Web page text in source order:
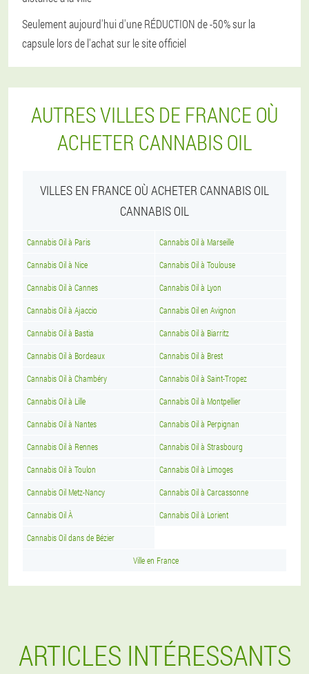
Seulement aujourd'hui d'une RÉDUCTION de -50% sur la
capsule lors de l'achat sur le site officiel
AUTRES VILLES DE FRANCE OÙ
ACHETER CANNABIS OIL
VILLES EN FRANCE OÙ ACHETER CANNABIS OIL
CANNABIS OIL
Cannabis Oil à Paris Cannabis Oil à Marseille
Cannabis Oil à Nice Cannabis Oil à Toulouse
Cannabis Oil à Cannes Cannabis Oil à Lyon
Cannabis Oil à Ajaccio Cannabis Oil en Avignon
Cannabis Oil à Bastia Cannabis Oil à Biarritz
Cannabis Oil à Bordeaux Cannabis Oil à Brest
Cannabis Oil à Chambéry Cannabis Oil à Saint-Tropez
Cannabis Oil à Lille Cannabis Oil à Montpellier
Cannabis Oil à Nantes Cannabis Oil à Perpignan
Cannabis Oil à Rennes Cannabis Oil à Strasbourg
Cannabis Oil à Toulon Cannabis Oil à Limoges
Cannabis Oil Metz-Nancy Cannabis Oil à Carcassonne
Cannabis Oil À Cannabis Oil à Lorient
Cannabis Oil dans de Bézier
Ville en France
ARTICLES INTÉRESSANTS